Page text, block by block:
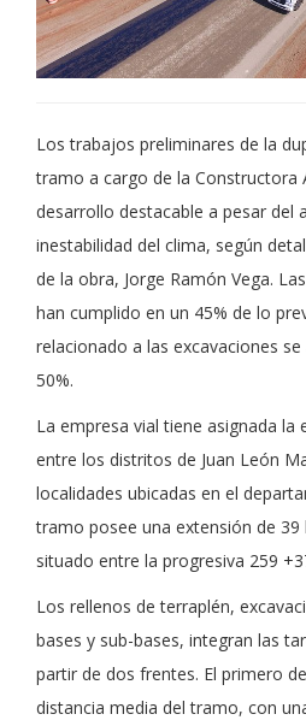
Los trabajos preliminares de la
tramo a cargo de la Constructora
desarrollo destacable a pesar del
inestabilidad del clima, según
de la obra, Jorge Ramón Vega.
han cumplido en un 45% de lo
relacionado a las excavaciones
50%.
La empresa vial tiene asignada la
entre los distritos de Juan León
localidades ubicadas en el
tramo posee una extensión de
situado entre la progresiva 259
Los rellenos de terraplén,
bases y sub-bases, integran las
partir de dos frentes. El primero
distancia media del tramo, con